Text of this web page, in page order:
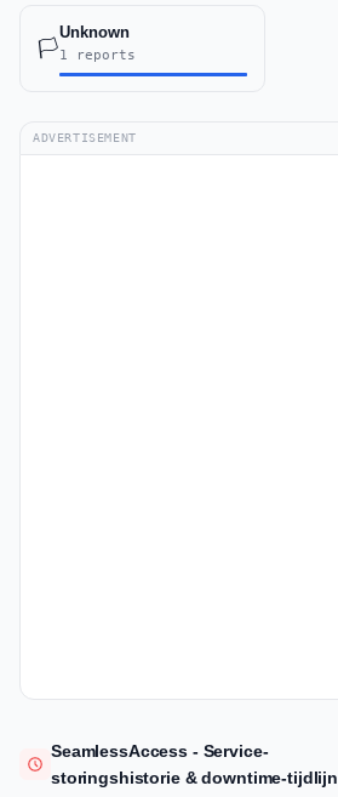
🏳️
Unknown
1 reports
ADVERTISEMENT
SeamlessAccess - Service-
storingshistorie & downtime-tijdlijn